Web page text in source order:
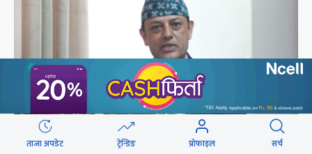
ताजा अपडेट ट्रेन्डिङ प्रोफाइल सर्च